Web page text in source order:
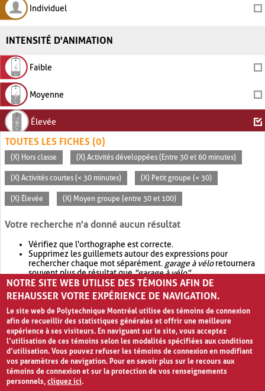
Individuel
INTENSITÉ D'ANIMATION
Faible
Moyenne
Élevée
TOUTES LES FICHES (0)
(X) Hors classe (X) Activités développées (Entre 30 et 60 minutes)
(X) Activités courtes (< 30 minutes) (X) Petit groupe (< 30)
(X) Élevée (X) Moyen groupe (entre 30 et 100)
Votre recherche n'a donné aucun résultat
Vérifiez que l'orthographe est correcte.
Supprimez les guillemets autour des expressions pour
rechercher chaque mot séparément. garage à véloretournera
souvent plus de résultat que"garage à vélo".
Envisagez d'élargir votre recherche avec OR.garage OR vélo
retournera souvent plus de résultat quegarage à vélo
NOTRE SITE WEB UTILISE DES TÉMOINS AFIN DE
REHAUSSER VOTRE EXPÉRIENCE DE NAVIGATION.
Le site web de Polytechnique Montréal utilise des témoins de connexion
afin de recueillir des statistiques générales et offrir une meilleure
expérience à ses visiteurs. En naviguant sur le site, vous acceptez
l’utilisation de ces témoins selon les modalités spécifiées aux conditions
d’utilisation. Vous pouvez refuser les témoins de connexion en modifiant
vos paramètres de navigation. Pour en savoir plus sur le recours aux
témoins de connexion et sur la protection de vos renseignements
personnels,cliquez ici.